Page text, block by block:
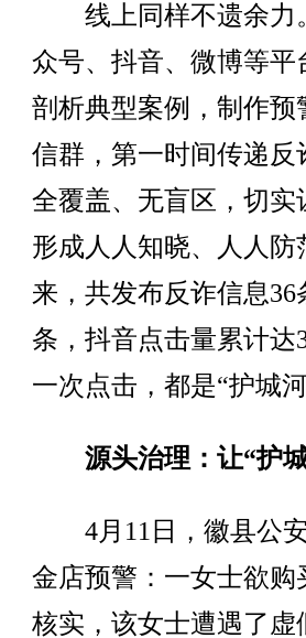
线上同样不遗余力
众号、抖音、微博等
剖析典型案例，制作
信群，第一时间传递
全覆盖、无盲区，切
形成人人知晓、人人
来，共发布反诈信息
条，抖音点击量累计达
一次点击，都是“护城
源头治理：让“护
4月11日，徽县公安
金店预警：一女士欲购
核实，该女士遭遇了